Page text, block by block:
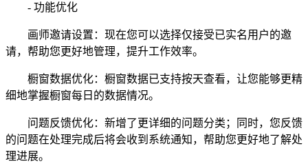
- 功能优化
画师邀请设置：现在您可以选择仅接受已实名用户的邀
请，帮助您更好地管理，提升工作效率。
橱窗数据优化：橱窗数据已支持按天查看，让您能够更精
细地掌握橱窗每日的数据情况。
问题反馈优化：新增了更详细的问题分类；同时，您反馈
的问题在处理完成后将会收到系统通知，帮助您更好地了解处
理进展。